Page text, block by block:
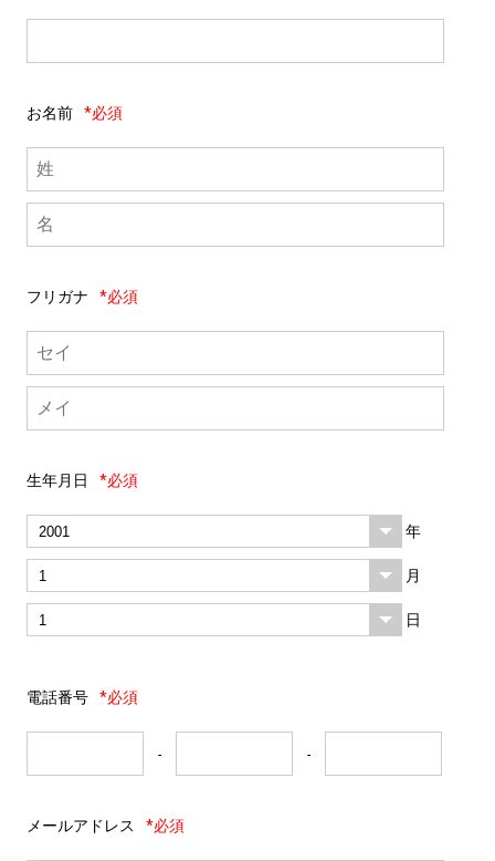
お名前 *必須
フリガナ *必須
生年月日 *必須
年
月
日
電話番号 *必須
- -
メールアドレス *必須